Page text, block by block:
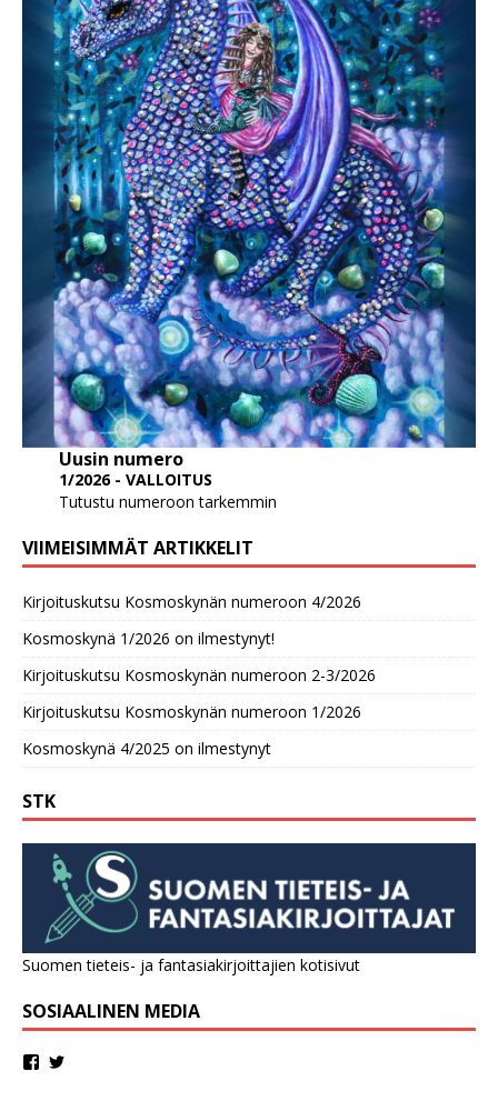
Uusin numero
1/2026 - VALLOITUS
Tutustu numeroon tarkemmin
VIIMEISIMMÄT ARTIKKELIT
Kirjoituskutsu Kosmoskynän numeroon 4/2026
Kosmoskynä 1/2026 on ilmestynyt!
Kirjoituskutsu Kosmoskynän numeroon 2-3/2026
Kirjoituskutsu Kosmoskynän numeroon 1/2026
Kosmoskynä 4/2025 on ilmestynyt
STK
Suomen tieteis- ja fantasiakirjoittajien kotisivut
SOSIAALINEN MEDIA